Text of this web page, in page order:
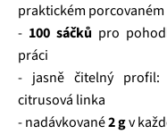
praktickém
- 100 sáčků pro
práci
- jasně čitelný profil:
citrusová linka
- nadávkované2 gv